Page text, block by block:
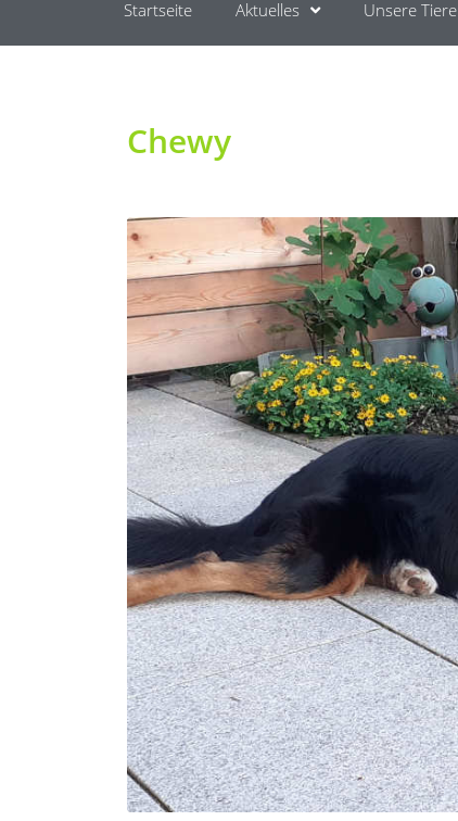
Startseite Aktuelles Unsere Tiere
Chewy